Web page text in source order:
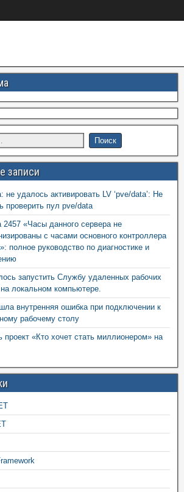
записи
не удалось активировать LV ‘pve/data’: Не
проверить пул pve/data
«Часы данного сервера не
с часами основного контроллера
полное руководство по диагностике и
запустить Службу удаленных рабочих
локальном компьютере.
внутренняя ошибка при подключении к
рабочему столу
проект «Кто хочет стать миллионером» на